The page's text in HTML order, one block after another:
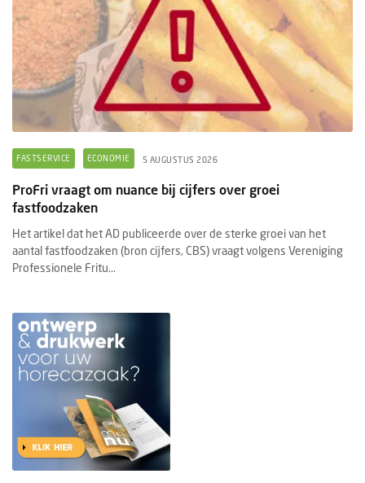
FASTSERVICE ECONOMIE 5 AUGUSTUS 2026
ProFri vraagt om nuance bij cijfers over groei
fastfoodzaken
Het artikel dat het AD publiceerde over de sterke groei van het
aantal fastfoodzaken (bron cijfers, CBS) vraagt volgens Vereniging
Professionele Fritu...